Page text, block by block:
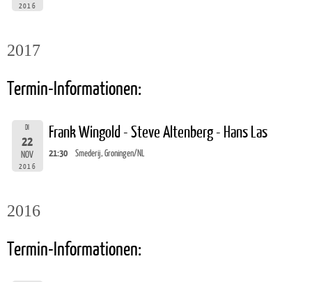
2016
2017
Termin-Informationen:
DI
22
NOV
2016
Frank Wingold - Steve Altenberg - Hans Las
21:30 Smederij, Groningen/NL
2016
Termin-Informationen: